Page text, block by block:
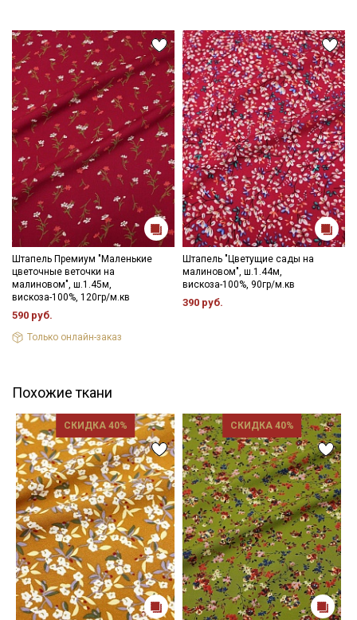
Штапель Премиум "Маленькие
цветочные веточки на
малиновом", ш.1.45м,
вискоза-100%, 120гр/м.кв
590 руб.
Только онлайн-заказ
Штапель "Цветущие сады на
малиновом", ш.1.44м,
вискоза-100%, 90гр/м.кв
390 руб.
Похожие ткани
СКИДКА 40% СКИДКА 40%